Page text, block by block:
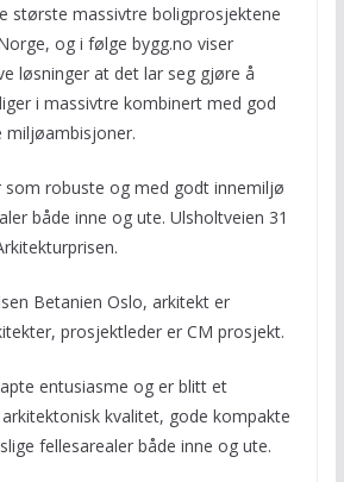
største massivtre boligprosjektene
og i følge bygg.no viser
løsninger at det lar seg gjøre å
i massivtre kombinert med god
miljøambisjoner.
som robuste og med godt innemiljø
både inne og ute. Ulsholtveien 31
Betanien Oslo, arkitekt er
prosjektleder er CM prosjekt.
entusiasme og er blitt et
kvalitet, gode kompakte
fellesarealer både inne og ute.